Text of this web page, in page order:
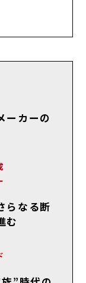
ーカーの
らなる断
む